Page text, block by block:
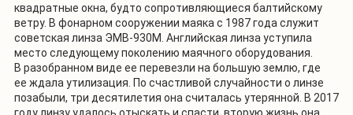
квадратные окна, будто сопротивляющиеся балтийскому
ветру. В фонарном сооружении маяка с 1987 года служит
советская линза ЭМВ-930М. Английская линза уступила
место следующему поколению маячного оборудования.
В разобранном виде ее перевезли на большую землю, где
ее ждала утилизация. По счастливой случайности о линзе
позабыли, три десятилетия она считалась утерянной. В 2017
году линзу удалось отыскать и спасти, вторую жизнь она